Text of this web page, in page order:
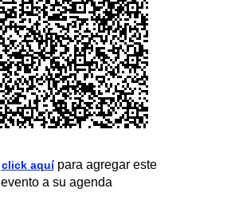
click aquípara agregar este
evento a su agenda